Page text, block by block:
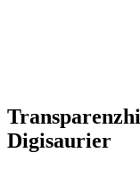
Digisaurier